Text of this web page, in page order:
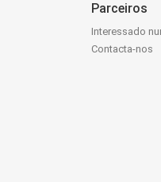
Parceiros
Interessado
Contacta-nos